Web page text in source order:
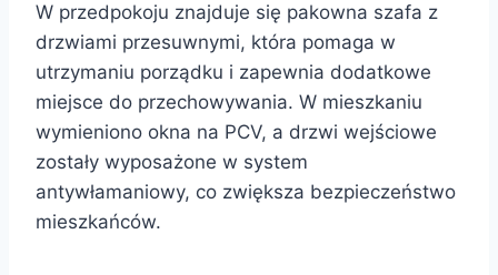
W przedpokoju znajduje się pakowna szafa z
drzwiami przesuwnymi, która pomaga w
utrzymaniu porządku i zapewnia dodatkowe
miejsce do przechowywania. W mieszkaniu
wymieniono okna na PCV, a drzwi wejściowe
zostały wyposażone w system
antywłamaniowy, co zwiększa bezpieczeństwo
mieszkańców.